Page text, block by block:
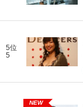
5位
5
NEW